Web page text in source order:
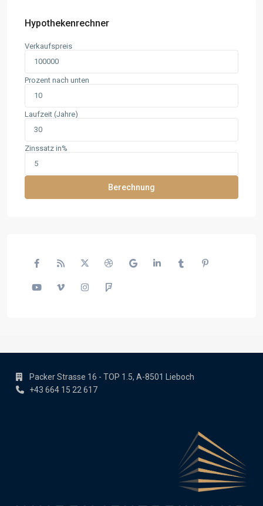
Hypothekenrechner
Verkaufspreis
Prozent nach unten
Laufzeit (Jahre)
Zinssatz in%
Berechnung
Packer Strasse 16 - TOP 1.5, A-8501 Lieboch
+43 664 15 22 617